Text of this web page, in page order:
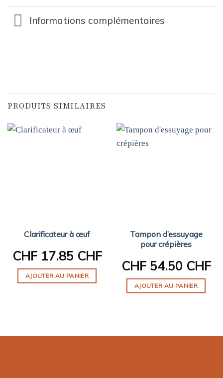
Informations complémentaires
PRODUITS SIMILAIRES
Clarificateur à œuf
CHF17.85 CHF
AJOUTER AU PANIER
Tampon d’essuyage
pour crépières
CHF54.50 CHF
AJOUTER AU PANIER